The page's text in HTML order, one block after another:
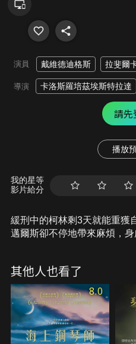
演員 戴維德迪格斯 拉斐爾
導演 卡洛斯羅培茲埃斯特拉達
請先
播放
我的星等
影片給分
緩刑中的柯林剩3天就能重獲
邁爾斯卻不停地帶來麻煩，
其他人也看了
8.0